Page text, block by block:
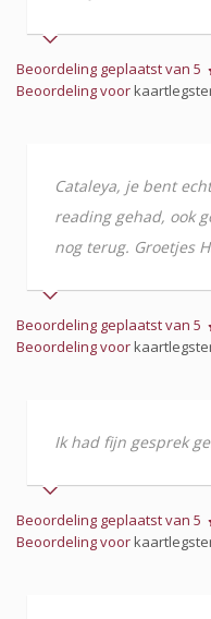
Beoordeling geplaatst van 5
Beoordeling voor
Cataleya, je bent
reading gehad, ook
nog terug. Groetjes
Beoordeling geplaatst van 5
Beoordeling voor
Ik had fijn gesprek
Beoordeling geplaatst van 5
Beoordeling voor